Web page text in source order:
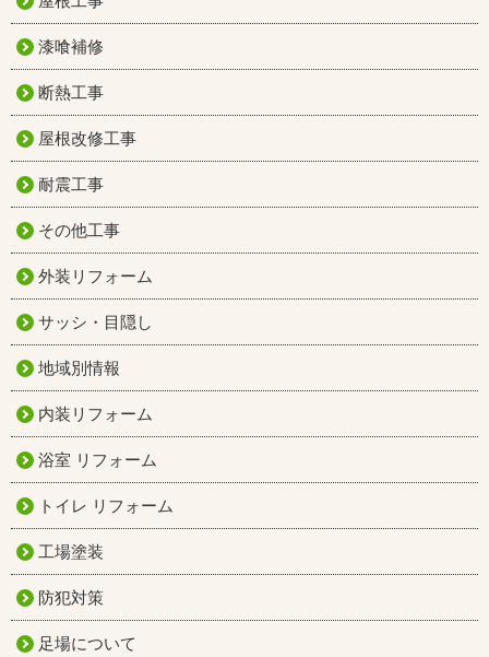
漆喰補修
断熱工事
屋根改修工事
耐震工事
その他工事
外装リフォーム
サッシ・目隠し
地域別情報
内装リフォーム
浴室 リフォーム
トイレ リフォーム
工場塗装
防犯対策
足場について